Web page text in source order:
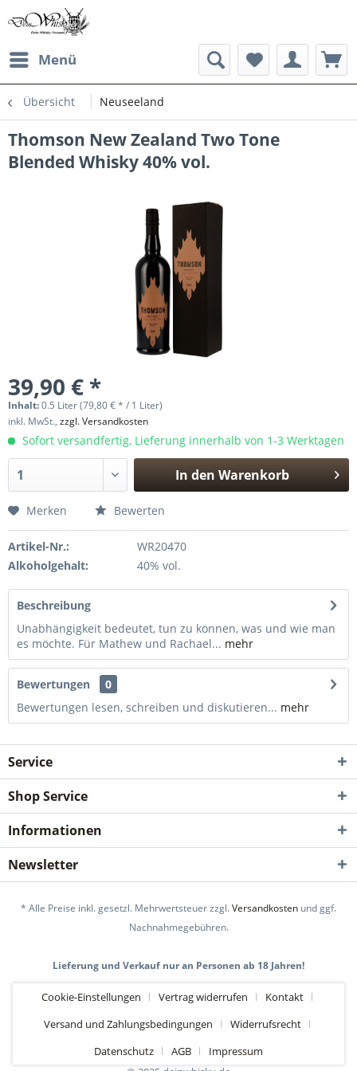
Menü
Übersicht Neuseeland
Thomson New Zealand Two Tone
Blended Whisky 40% vol.
39,90 € *
Inhalt:0.5 Liter (79,80 € * / 1 Liter)
inkl. MwSt., zzgl. Versandkosten
Sofort versandfertig, Lieferung innerhalb von 1-3 Werktagen
In den Warenkorb
Merken Bewerten
Artikel-Nr.:
WR20470
Alkoholgehalt:
40% vol.
Beschreibung
Unabhängigkeit bedeutet, tun zu können, was und wie man
es möchte. Für Mathew und Rachael... mehr
Bewertungen
0
Bewertungen lesen, schreiben und diskutieren... mehr
Service
Shop Service
Informationen
Newsletter
* Alle Preise inkl. gesetzl. Mehrwertsteuer zzgl.Versandkosten und ggf.
Nachnahmegebühren.
Lieferung und Verkauf nur an Personen ab 18 Jahren!
Cookie-Einstellungen Vertrag widerrufen
Kontakt
Versand und Zahlungsbedingungen
Widerrufsrecht
Datenschutz
AGB
Impressum